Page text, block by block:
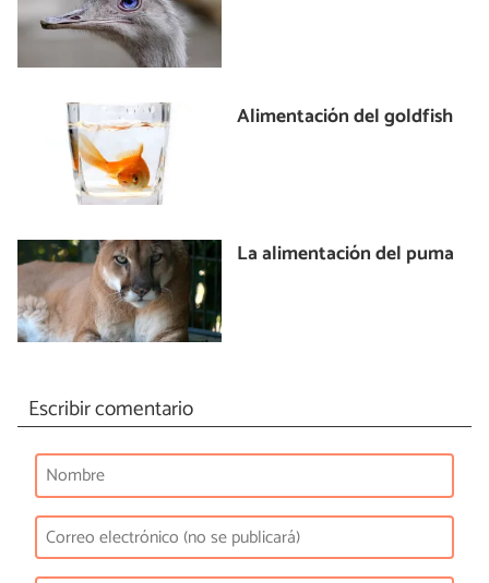
Alimentación del goldfish
La alimentación del puma
Escribir comentario